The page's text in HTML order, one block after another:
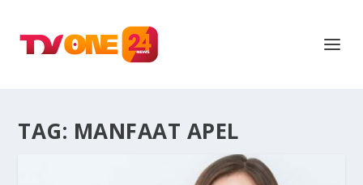
TAG: MANFAAT APEL